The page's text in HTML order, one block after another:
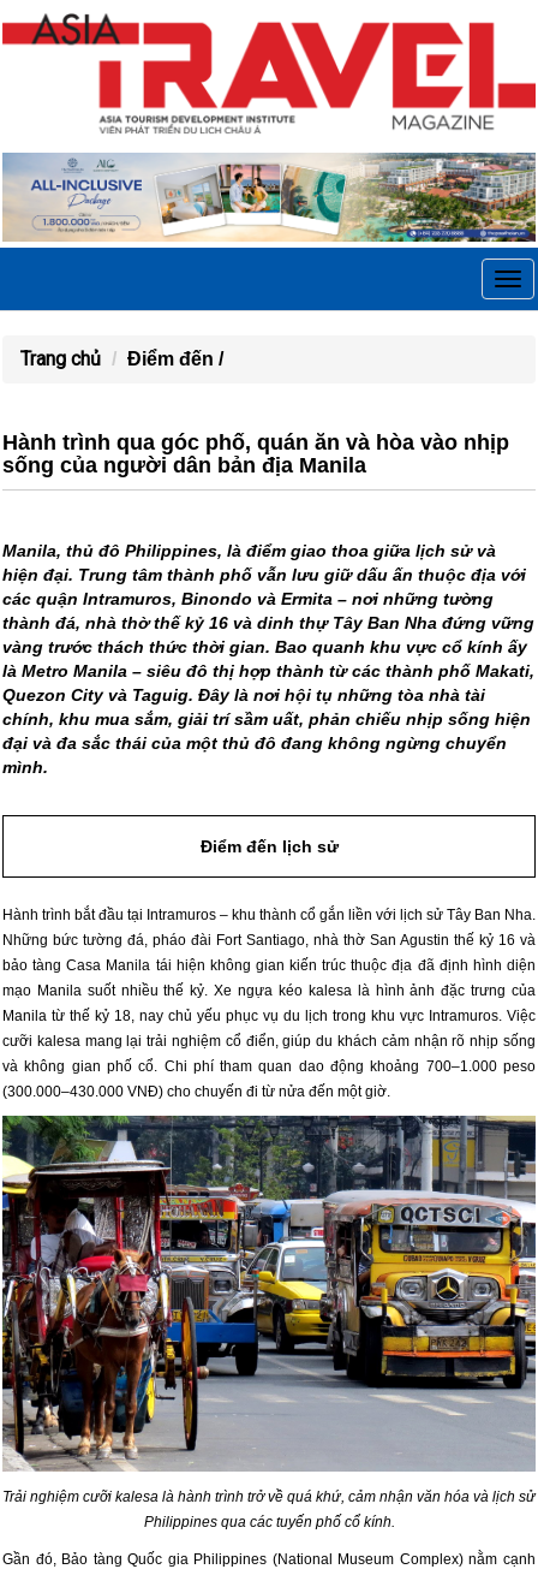
Trang chủ Điểm đến /
Hành trình qua góc phố, quán ăn và hòa vào nhịp
sống của người dân bản địa Manila
Manila, thủ đô Philippines, là điểm giao thoa giữa lịch sử và
hiện đại. Trung tâm thành phố vẫn lưu giữ dấu ấn thuộc địa với
các quận Intramuros, Binondo và Ermita – nơi những tường
thành đá, nhà thờ thế kỷ 16 và dinh thự Tây Ban Nha đứng vững
vàng trước thách thức thời gian. Bao quanh khu vực cổ kính ấy
là Metro Manila – siêu đô thị hợp thành từ các thành phố Makati,
Quezon City và Taguig. Đây là nơi hội tụ những tòa nhà tài
chính, khu mua sắm, giải trí sầm uất, phản chiếu nhịp sống hiện
đại và đa sắc thái của một thủ đô đang không ngừng chuyển
mình.
Điểm đến lịch sử
Hành trình bắt đầu tại Intramuros – khu thành cổ gắn liền với lịch sử Tây Ban Nha.
Những bức tường đá, pháo đài Fort Santiago, nhà thờ San Agustin thế kỷ 16 và
bảo tàng Casa Manila tái hiện không gian kiến trúc thuộc địa đã định hình diện
mạo Manila suốt nhiều thế kỷ. Xe ngựa kéo kalesa là hình ảnh đặc trưng của
Manila từ thế kỷ 18, nay chủ yếu phục vụ du lịch trong khu vực Intramuros. Việc
cưỡi kalesa mang lại trải nghiệm cổ điển, giúp du khách cảm nhận rõ nhịp sống
và không gian phố cổ. Chi phí tham quan dao động khoảng 700–1.000 peso
(300.000–430.000 VNĐ) cho chuyến đi từ nửa đến một giờ.
Trải nghiệm cưỡi kalesa là hành trình trở về quá khứ, cảm nhận văn hóa và lịch sử
Philippines qua các tuyến phố cổ kính.
Gần đó, Bảo tàng Quốc gia Philippines (National Museum Complex) nằm cạnh